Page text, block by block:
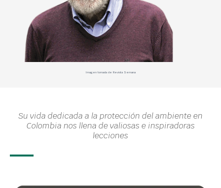
Imagen tomada de Revista Semana
Su vida dedicada a la protección del ambiente en
Colombia nos llena de valiosas e inspiradoras
lecciones